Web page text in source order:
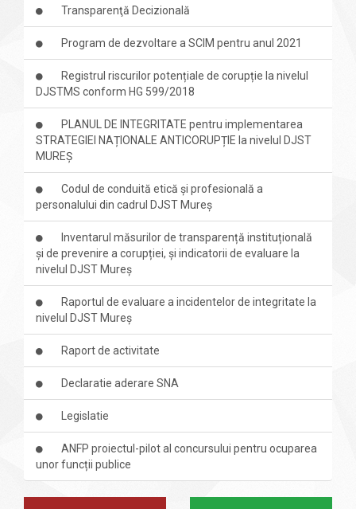
Transparenţă Decizională
Program de dezvoltare a SCIM pentru anul 2021
Registrul riscurilor potențiale de corupție la nivelul
DJSTMS conform HG 599/2018
PLANUL DE INTEGRITATE pentru implementarea
STRATEGIEI NAȚIONALE ANTICORUPȚIE la nivelul DJST
MUREȘ
Codul de conduită etică și profesională a
personalului din cadrul DJST Mureș
Inventarul măsurilor de transparență instituțională
și de prevenire a corupției, și indicatorii de evaluare la
nivelul DJST Mureș
Raportul de evaluare a incidentelor de integritate la
nivelul DJST Mureș
Raport de activitate
Declaratie aderare SNA
Legislatie
ANFP proiectul-pilot al concursului pentru ocuparea
unor funcții publice